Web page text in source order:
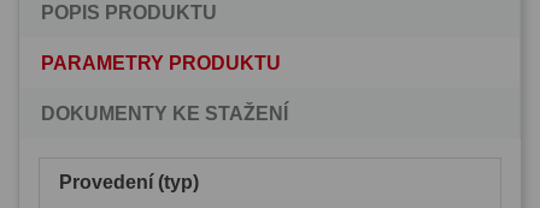
POPIS PRODUKTU
PARAMETRY PRODUKTU
DOKUMENTY KE STAŽENÍ
Provedení (typ)